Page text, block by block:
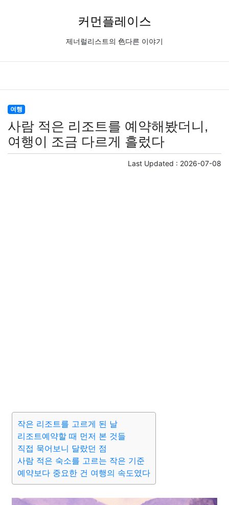
커먼플레이스
제너럴리스트의 色다른 이야기
여행
사람 적은 리조트를 예약해봤더니,
여행이 조금 다르게 흘렀다
Last Updated : 2026-07-08
작은 리조트를 고르게 된 날
리조트예약할 때 먼저 본 것들
직접 묵어보니 달랐던 점
사람 적은 숙소를 고르는 작은 기준
예약보다 중요한 건 여행의 속도였다